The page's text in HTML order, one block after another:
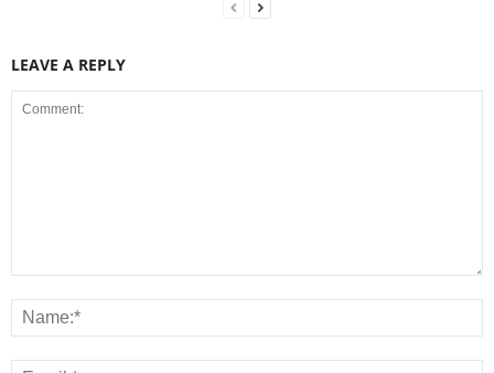
LEAVE A REPLY